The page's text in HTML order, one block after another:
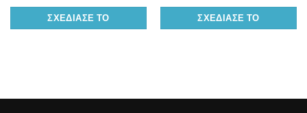
ΣΧΕΔΊΑΣΕ ΤΟ ΣΧΕΔΊΑΣΕ ΤΟ